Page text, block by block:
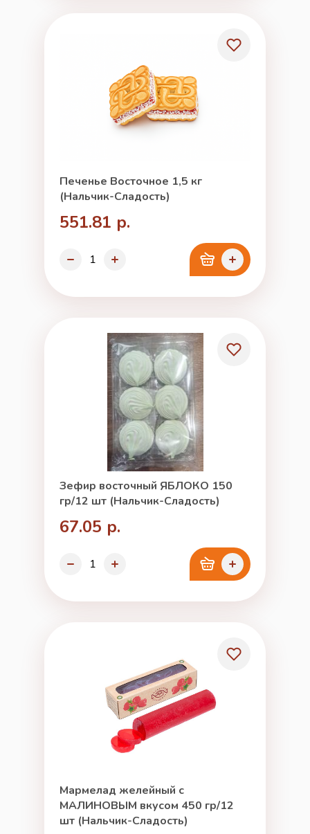
Печенье Восточное 1,5 кг
(Нальчик-Сладость)
551.81 р.
Зефир восточный ЯБЛОКО 150
гр/12 шт (Нальчик-Сладость)
67.05 р.
Мармелад желейный с
МАЛИНОВЫМ вкусом 450 гр/12
шт (Нальчик-Сладость)